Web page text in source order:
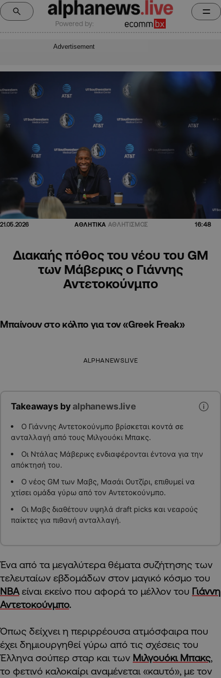
Powered by:
Advertisement
21.05.2026 ΑΘΛΗΤΙΚΑ ΑΘΛΗΤΙΣΜΟΣ 16:48
Διακαής πόθος του νέου του GM
των Μάβερικς ο Γιάννης
Αντετοκούνμπο
Μπαίνουν στο κόλπο για τον «Greek Freak»
ALPHANEWSLIVE
Takeaways byalphanews.live
Ο Γιάννης Αντετοκούνμπο βρίσκεται κοντά σε
ανταλλαγή από τους Μιλγουόκι Μπακς.
Οι Ντάλας Μάβερικς ενδιαφέρονται έντονα για την
απόκτησή του.
Ο νέος GM των Μαβς, Μασάι Ουτζίρι, επιθυμεί να
χτίσει ομάδα γύρω από τον Αντετοκούνμπο.
Οι Μαβς διαθέτουν υψηλά draft picks και νεαρούς
παίκτες για πιθανή ανταλλαγή.
Ένα από τα μεγαλύτερα θέματα συζήτησης των
τελευταίων εβδομάδων στον μαγικό κόσμο του
ΝΒΑείναι εκείνο που αφορά το μέλλον του Γιάννη
Αντετοκούνμπο.
Όπως δείχνει η περιρρέουσα ατμόσφαιρα που
έχει δημιουργηθεί γύρω από τις σχέσεις του
Έλληνα σούπερ σταρ και των Μιλγουόκι Μπακς,
το φετινό καλοκαίρι αναμένεται «καυτό», με τον